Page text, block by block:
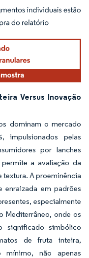
conforme CC BY 4.0.
Versus Inovação
dominam o mercado
impulsionados pelas
por lanches
a avaliação da
textura. A proeminência
enraizada em padrões
especialmente
Mediterrâneo, onde os
significado simbólico
de fruta inteira,
mínimo, não apenas